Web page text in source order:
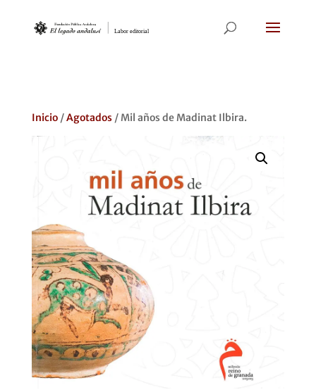
Inicio/Agotados/ Mil años de Madinat Ilbira.